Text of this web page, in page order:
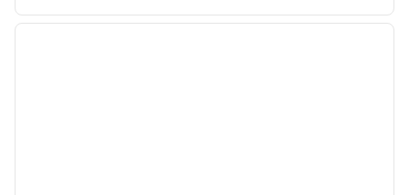
1 din 12